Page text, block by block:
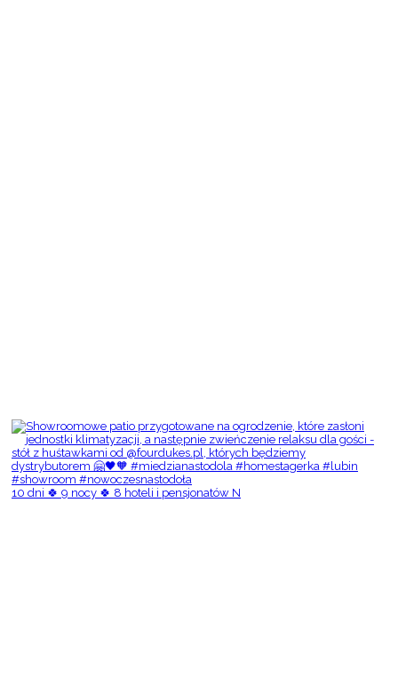
10 dni 🍀 9 nocy 🍀 8 hoteli i pensjonatów N